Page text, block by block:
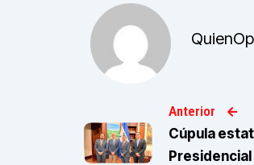
Anterior
Cúpula